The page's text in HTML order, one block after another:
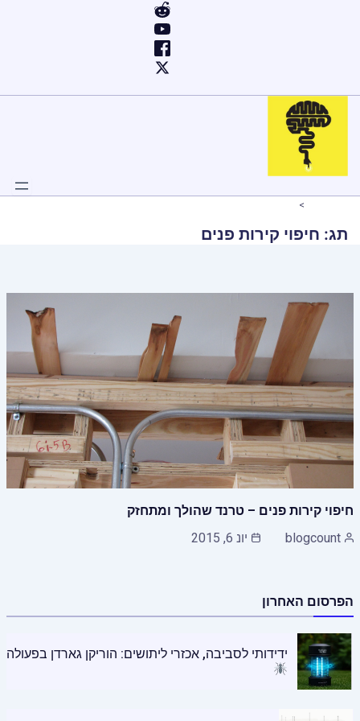
תג: חיפוי קירות פנים
חיפוי קירות פנים – טרנד שהולך ומתחזק
blogcount
יונ 6, 2015
הפרסום האחרון
ידידותי לסביבה, אכזרי ליתושים: הוריקן גארדן בפעולה